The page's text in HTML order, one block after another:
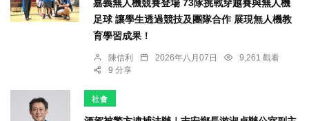
嘉義無人機競賽登場 73隊挑戰穿越賽與無人機
足球 讓學生透過競技及團隊合作 展現無人機教
育學習成果！
陳信利 2026年八月07日
9,261 觀看
9 分享
社會